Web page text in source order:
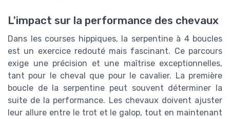
L'impact sur la performance des chevaux
Dans les courses hippiques, la serpentine à 4 boucles
est un exercice redouté mais fascinant. Ce parcours
exige une précision et une maîtrise exceptionnelles,
tant pour le cheval que pour le cavalier. La première
boucle de la serpentine peut souvent déterminer la
suite de la performance. Les chevaux doivent ajuster
leur allure entre le trot et le galop, tout en maintenant